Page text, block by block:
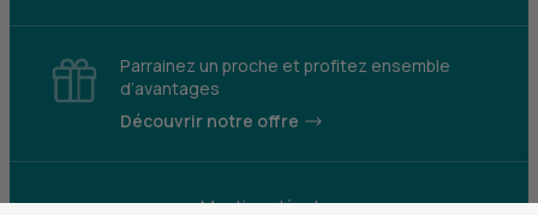
Parrainez un proche et profitez ensemble
d’avantages
Découvrir notre offre
Mentions légales